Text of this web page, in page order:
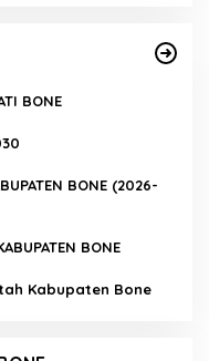
BONE
BONE (2026-
BONE
Kabupaten Bone